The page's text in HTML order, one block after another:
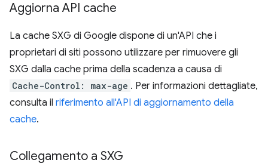
Aggiorna API cache
La cache SXG di Google dispone di un'API che i
proprietari di siti possono utilizzare per rimuovere gli
SXG dalla cache prima della scadenza a causa di
Cache-Control: max-age . Per informazioni dettagliate,
consulta il riferimento all'API di aggiornamento della
cache.
Collegamento a SXG